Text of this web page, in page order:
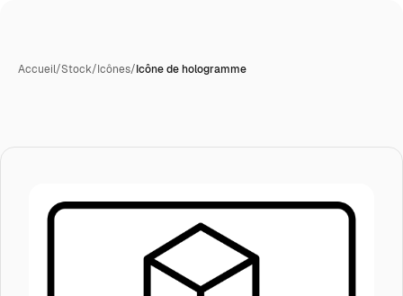
Accueil/Stock/Icônes/Icône de hologramme